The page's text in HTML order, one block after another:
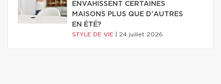
ENVAHISSENT CERTAINES
MAISONS PLUS QUE D'AUTRES
EN ÉTÉ?
STYLE DE VIE 24 juillet 2026